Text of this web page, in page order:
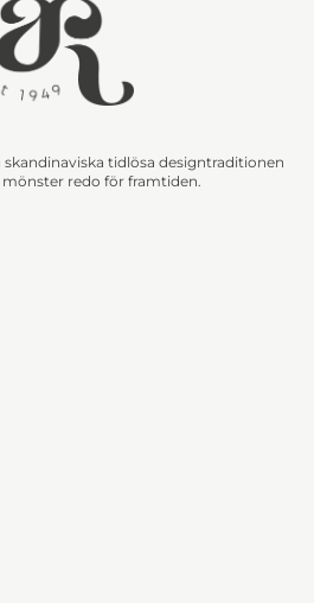
skandinaviska tidlösa designtraditionen
redo för framtiden.